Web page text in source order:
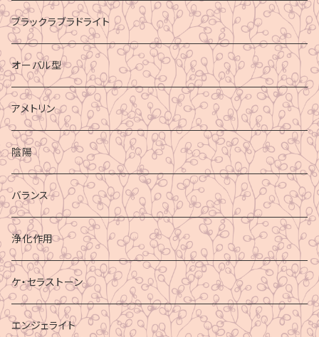
ブラックラブラドライト
オーバル型
アメトリン
陰陽
バランス
浄化作用
ケ・セラストーン
エンジェライト